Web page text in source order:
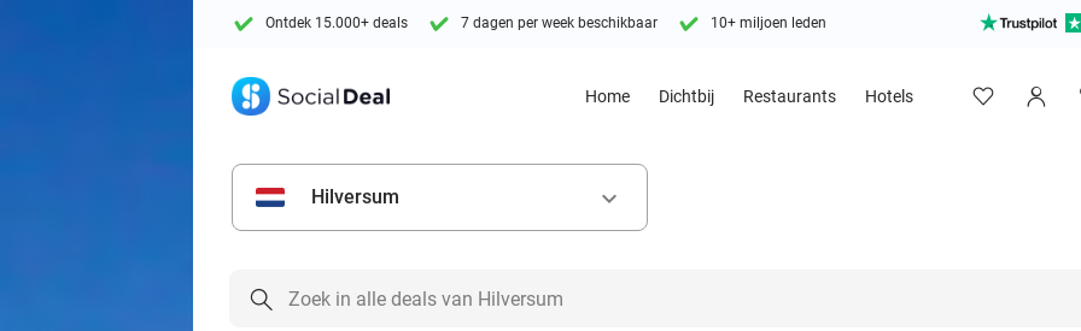
Ontdek 15.000+ deals 7 dagen per week beschikbaar 10+ miljoen leden
Home Dichtbij Restaurants Hotels
Hilversum keyboard_arrow_down